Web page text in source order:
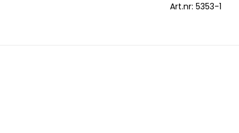
Art.nr: 5353-1